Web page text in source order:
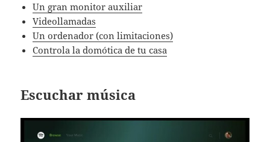
Un gran monitor auxiliar
Videollamadas
Un ordenador (con limitaciones)
Controla la domótica de tu casa
Escuchar música